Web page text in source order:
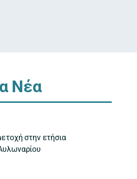
Νέα
στην ετήσια